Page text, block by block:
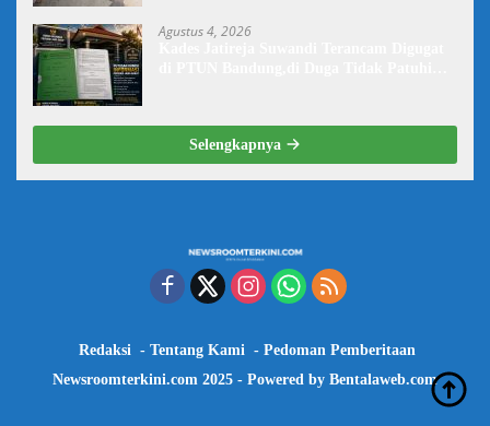
Agustus 4, 2026
Selengkapnya
Redaksi Tentang Kami
Pedoman Pemberitaan
Newsroomterkini.com 2025 - Powered by Bentalaweb.com